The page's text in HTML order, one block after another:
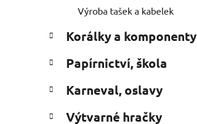
Výroba tašek a kabelek
Korálky a komponenty
Papírnictví, škola
Karneval, oslavy
Výtvarné hračky